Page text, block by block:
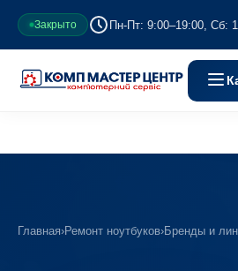
Закрыто Пн-Пт: 9:00–19:00, Сб:
Главная›Ремонт ноутбуков›Бренды и